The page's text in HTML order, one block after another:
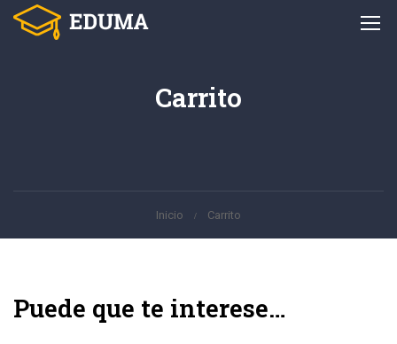
Carrito
Inicio Carrito
Puede que te interese…